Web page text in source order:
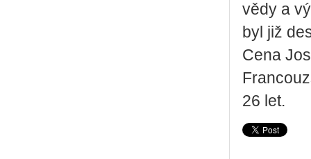
vědy a
byl již
Cena
26 let.